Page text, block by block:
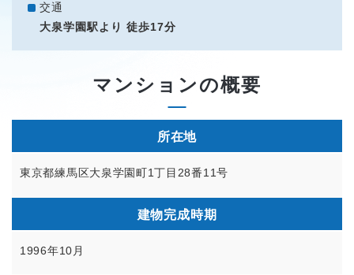
交通
大泉学園駅より 徒歩17分
マンションの概要
所在地
東京都練馬区大泉学園町1丁目28番11号
建物完成時期
1996年10月